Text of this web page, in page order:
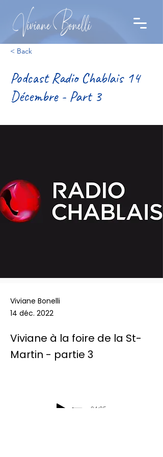
< Back
Podcast Radio Chablais 14
Décembre - Part 3
Viviane Bonelli
14 déc. 2022
Viviane à la foire de la St-
Martin - partie 3
-04:35